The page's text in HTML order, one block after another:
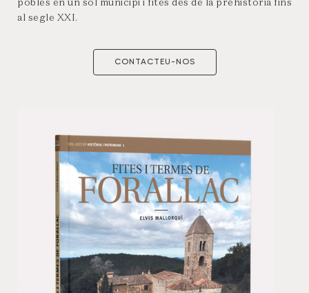
pobles en un sol municipi i fites des de la prehistòria fins
al segle XXI.
CONTACTEU-NOS